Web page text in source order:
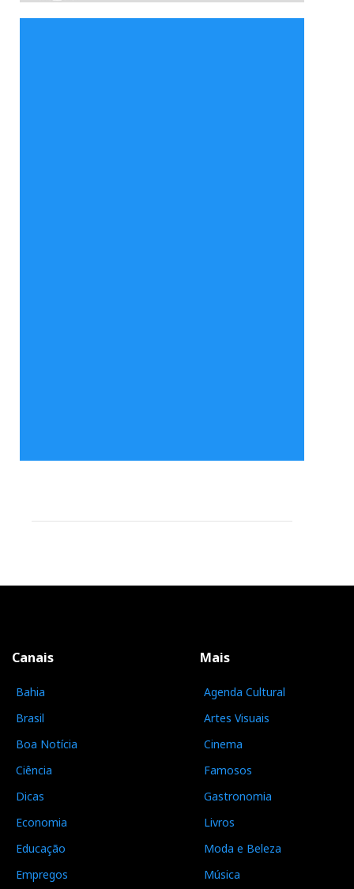
Canais
Bahia
Brasil
Boa Notícia
Ciência
Dicas
Economia
Educação
Empregos
Mais
Agenda Cultural
Artes Visuais
Cinema
Famosos
Gastronomia
Livros
Moda e Beleza
Música